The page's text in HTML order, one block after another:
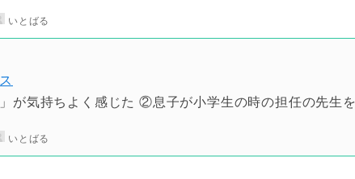
いとばる
が気持ちよく感じた ②息子が小学生の時の担任の先生
いとばる